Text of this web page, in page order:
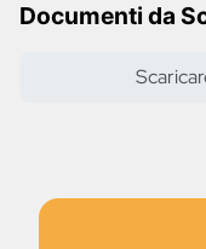
Documenti da